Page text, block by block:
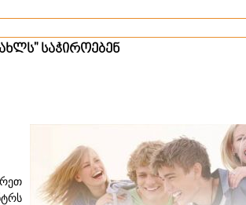
საჭიროებენ